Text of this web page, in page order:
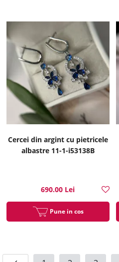
Cercei din argint cu pietricele
albastre 11-1-i53138B
690.00 Lei
Pune in cos